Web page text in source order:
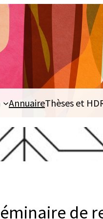
AnnuaireThèses et
de